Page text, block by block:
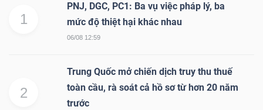
1
PNJ, DGC, PC1: Ba vụ việc pháp lý, ba
mức độ thiệt hại khác nhau
06/08 12:59
2
Trung Quốc mở chiến dịch truy thu thuế
toàn cầu, rà soát cả hồ sơ từ hơn 20 năm
trước